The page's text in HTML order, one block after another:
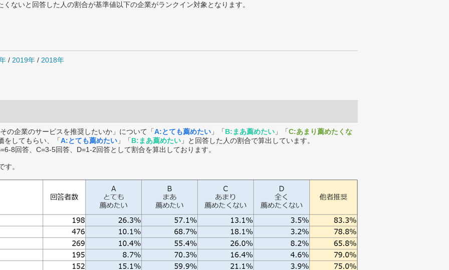
ないと回答した人の割合が基準値以下の企業がランクイン対象となります。
/ 2019年 / 2018年
の企業のサービスを推奨したいか」について「A:とても薦めたい 」「B:まあ薦めたい 」「C:あまり薦めたくな
をしてもらい、「A:とても薦めたい 」「B:まあ薦めたい 」と回答した人の割合で算出しています。
8回答、C=3-5回答、D=1-2回答として割合を算出しております。
。